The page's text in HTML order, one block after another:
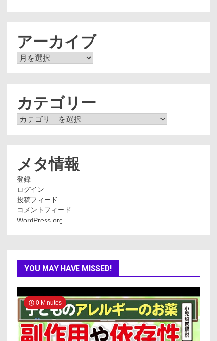
アーカイブ
ア
カテゴリー
カ
メタ情報
登録
ログイン
投稿フィード
コメントフィード
WordPress.org
YOU MAY HAVE MISSED!
0 Minutes